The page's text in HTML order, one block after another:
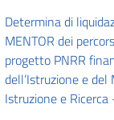
Determina di
MENTOR dei
progetto PNRR
dell’Istruzione e
Istruzione e